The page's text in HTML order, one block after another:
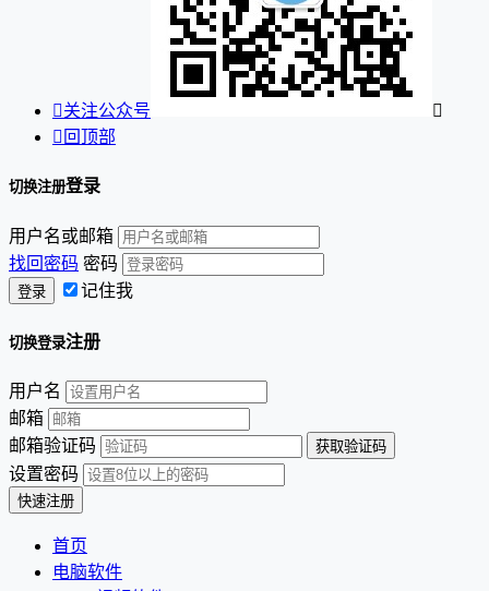
关注公众号

 回顶部
切换注册登录
用户名或邮箱
找回密码 密码
记住我
切换登录注册
用户名
邮箱
邮箱验证码
设置密码
首页
电脑软件